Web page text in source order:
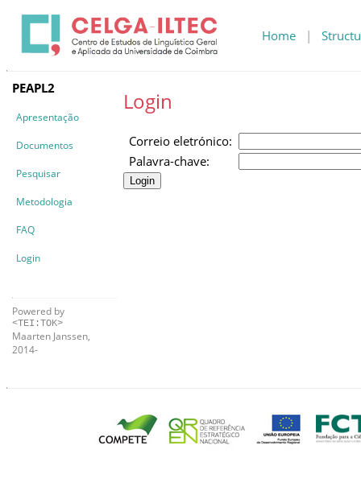
Home |
PEAPL2
Apresentação
Documentos
Pesquisar
Metodologia
FAQ
Login
Powered by
<TEI:TOK>
Maarten Janssen,
2014-
Login
Correio eletrónico:
Palavra-chave: